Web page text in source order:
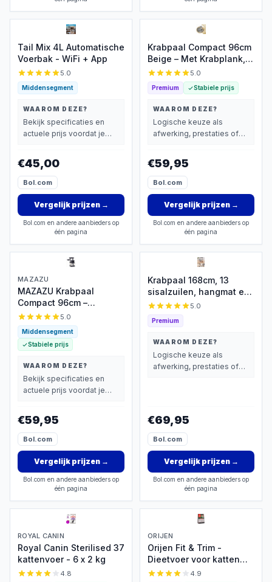
Tail Mix 4L Automatische
Voerbak - WiFi + App
5.0
Middensegment
WAAROM DEZE?
Bekijk specificaties en
actuele prijs voordat je
€45,00
Bol.com
Vergelijk prijzen→
Bol.com en andere aanbieders op
één pagina
Krabpaal Compact 96cm
Beige – Met Krabplank,
Huisje & Relaxmand
5.0
Premium Stabiele prijs
WAAROM DEZE?
Logische keuze als
afwerking, prestaties of
€59,95
Bol.com
Vergelijk prijzen→
Bol.com en andere aanbieders op
één pagina
MAZAZU
MAZAZU Krabpaal
Compact 96cm –
Industrieel Donkergrijs
5.0
Middensegment
Stabiele prijs
WAAROM DEZE?
Bekijk specificaties en
actuele prijs voordat je
€59,95
Bol.com
Vergelijk prijzen→
Bol.com en andere aanbieders op
één pagina
Krabpaal 168cm, 13
sisalzuilen, hangmat en
mand - €69.95
5.0
Premium
WAAROM DEZE?
Logische keuze als
afwerking, prestaties of
€69,95
Bol.com
Vergelijk prijzen→
Bol.com en andere aanbieders op
één pagina
ROYAL CANIN
Royal Canin Sterilised 37
kattenvoer - 6 x 2 kg
4.8
ORIJEN
Orijen Fit & Trim -
Dieetvoer voor katten
met overgewicht
4.9